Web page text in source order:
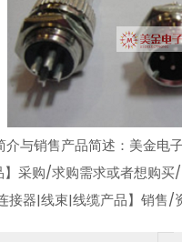
与销售产品简述：美金
采购/求购需求或者想购
接器|线束|线缆产品】销